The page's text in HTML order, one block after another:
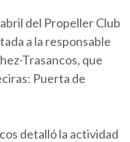
del Propeller Club
a la responsable
Trasancos, que
Puerta de
detalló la actividad